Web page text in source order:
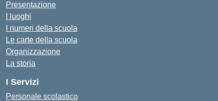
Presentazione
I luoghi
I numeri della scuola
Le carte della scuola
Organizzazione
La storia
I Servizi
Personale scolastico